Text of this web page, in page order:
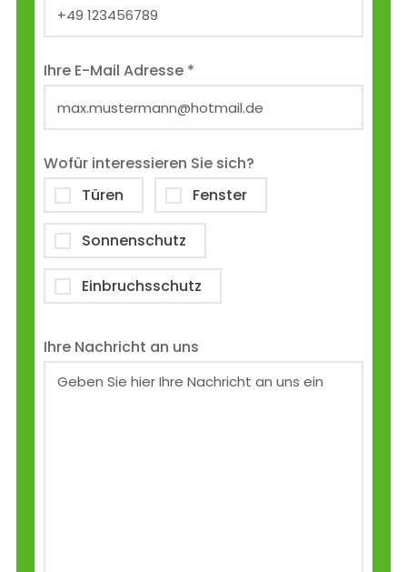
Ihre E-Mail Adresse *
Wofür interessieren Sie sich?
Türen
Fenster
Sonnenschutz
Einbruchsschutz
Ihre Nachricht an uns